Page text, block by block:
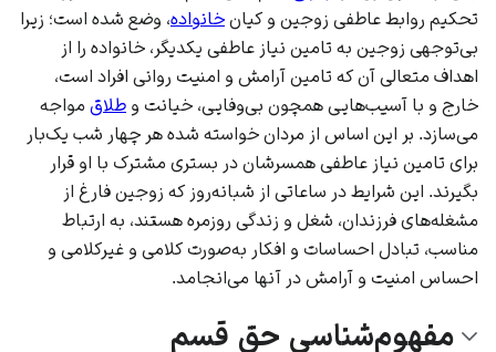
تحکیم روابط عاطفی زوجین و کیان خانواده، وضع شده است؛ زیرا
بی‌توجهی زوجین به تامین نیاز عاطفی یکدیگر، خانواده را از
اهداف متعالی آن که تامین آرامش و امنیت روانی افراد است،
خارج و با آسیب‌هایی همچون بی‌وفایی، خیانت و طلاق مواجه
می‌سازد. بر این اساس از مردان خواسته شده هر چهار شب یک‌بار
برای تامین نیاز عاطفی همسرشان در بستری مشترک با او قرار
بگیرند. این شرایط در ساعاتی از شبانه‌روز که زوجین فارغ از
مشغله‌های فرزندان، شغل و زندگی روزمره هستند، به ارتباط
مناسب، تبادل احساسات و افکار به‌صورت کلامی و غیرکلامی و
احساس امنیت و آرامش در آنها می‌انجامد.
مفهوم‌شناسی حق قسم